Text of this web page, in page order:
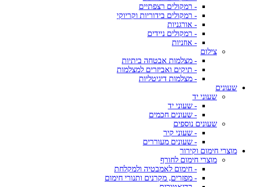
- רמקולים רצפתיים
- רמקולים בידוריות וקריוקי
- אורגניות
- רמקולים ניידים
- אוזניות
צילום
- מצלמות אבטחה ביתיות
- תיקים ואביזרים למצלמות
- מצלמות דיגיטליות
שעונים
שעוני יד
- שעוני יד
- שעונים חכמים
שעונים נוספים
- שעוני קיר
- שעונים מעוררים
מוצרי חימום וקירור
מוצרי חימום לחורף
- חימום לאמבטיה ולמקלחת
- מפזרים, מקרנים ותנורי חימום